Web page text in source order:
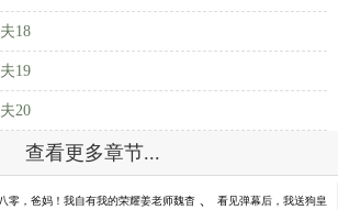
18
19
20
查看更多章节...
零，爸妈！我自有我的荣耀姜老师魏杳 、 看见弹幕后，我送狗皇